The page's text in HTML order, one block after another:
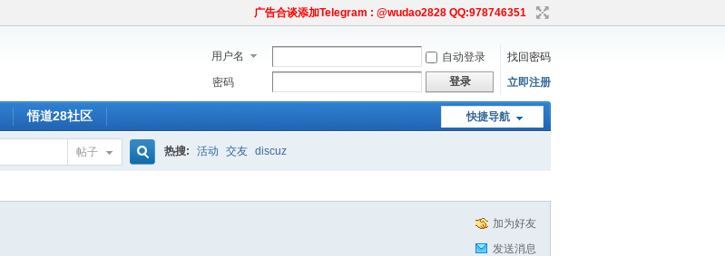
广告合谈添加Telegram : @wudao2828 QQ:978746351
用户名 自动登录
找回密码
密码
登录 立即注册
快捷导航
悟道28社区
帖子 热搜: 活动 交友 discuz
加为好友
发送消息